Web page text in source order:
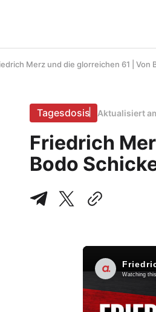
Merz und die glorreichen 61 | Von
Tagesdosis Aktualisiert
Friedrich
Bodo